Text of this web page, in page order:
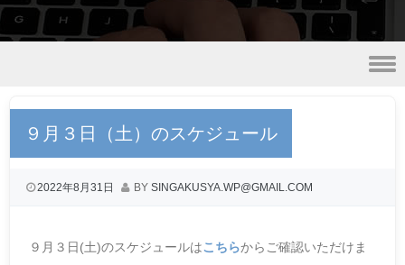
９月３日（土）のスケジュール
2022年8月31日 BY SINGAKUSYA.WP@GMAIL.COM
９月３日(土)のスケジュールはこちらからご確認いただけま